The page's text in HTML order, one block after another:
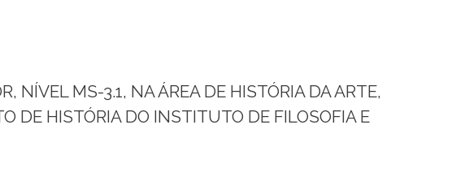
NÍVEL MS-3.1, NA ÁREA DE HISTÓRIA DA ARTE,
DE HISTÓRIA DO INSTITUTO DE FILOSOFIA E